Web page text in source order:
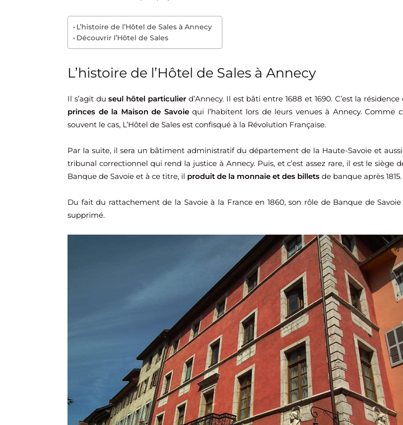
L’histoire de l’Hôtel de Sales à Annecy
Découvrir l’Hôtel de Sales
L’histoire de l’Hôtel de Sales à Annecy
Il s’agit duseul hôtel particulier d’Annecy. Il est bâti entre 1688 et 1690. C’est la résidence
princes de la Maison de Savoiequi l’habitent lors de leurs venues à Annecy. Comme
souvent le cas, L’Hôtel de Sales est confisqué à la Révolution Française.
Par la suite, il sera un bâtiment administratif du département de la Haute-Savoie et
tribunal correctionnel qui rend la justice à Annecy. Puis, et c’est assez rare, il est le siège
Banque de Savoie et à ce titre, il produit de la monnaie et des billets de banque après 1815.
Du fait du rattachement de la Savoie à la France en 1860, son rôle de Banque de Savoie
supprimé.